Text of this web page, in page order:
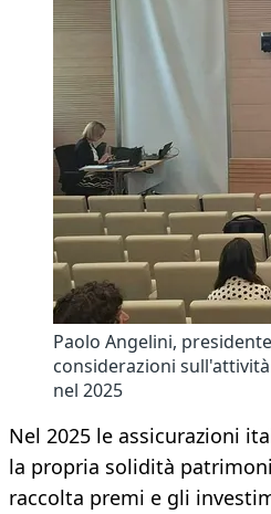
Paolo Angelini,
considerazioni
nel 2025
Nel 2025 le assicurazioni
la propria solidità
raccolta premi e gli